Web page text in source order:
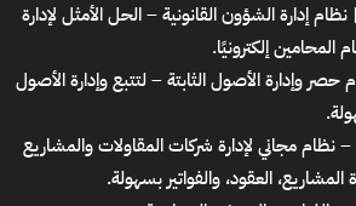
– الحل الأمثل لإدارة
المحامين إلكترونيًا.
– لتتبع وإدارة الأصول
العقود، والفواتير بسهولة.